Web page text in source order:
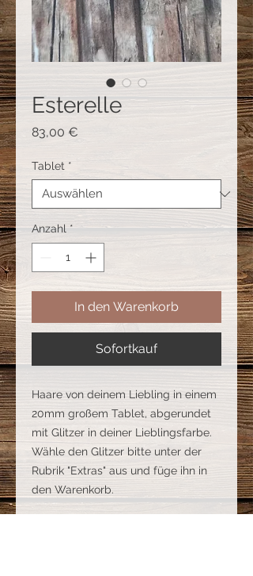
Esterelle
83,00 €
Tablet *
Anzahl *
In den Warenkorb
Sofortkauf
Haare von deinem Liebling in einem
20mm großem Tablet, abgerundet
mit Glitzer in deiner Lieblingsfarbe.
Wähle den Glitzer bitte unter der
Rubrik "Extras" aus und füge ihn in
den Warenkorb.